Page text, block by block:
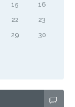
15
16
22
23
29
30